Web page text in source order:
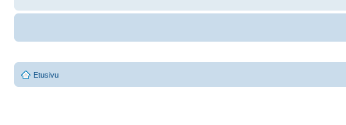
Etusivu